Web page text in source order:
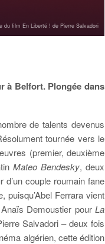
du film En Liberté ! de Pierre Salvadori
à Belfort. Plongée dans
de talents devenus
tournée vers le
(premier, deuxième
Mateo Bendesky, deux
couple roumain fane
Ferrara vient
Demoustier pour La
Salvadori – deux fois
algérien, cette édition